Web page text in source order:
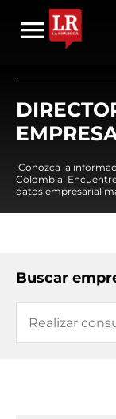
¡Conozca la
Colombia!
datos empresarial
Buscar